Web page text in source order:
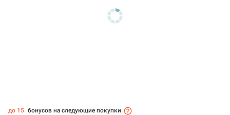
до 15 бонусов на следующие покупки